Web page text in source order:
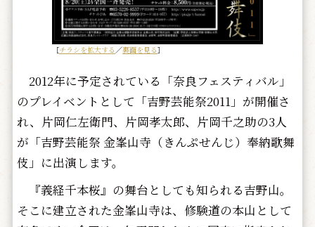
［チラシを拡大する ／裏面を見る］
2012年に予定されている「奈良フェスティバル」
のプレイベントとして「吉野芸能祭2011」が開催さ
れ、片岡仁左衛門、片岡孝太郎、片岡千之助の3人
が「吉野芸能祭 金峯山寺（きんぷせんじ）奉納歌舞
伎」に出演します。
『義経千本桜』の舞台としても知られる吉野山。
そこに建立された金峯山寺は、修験道の本山として